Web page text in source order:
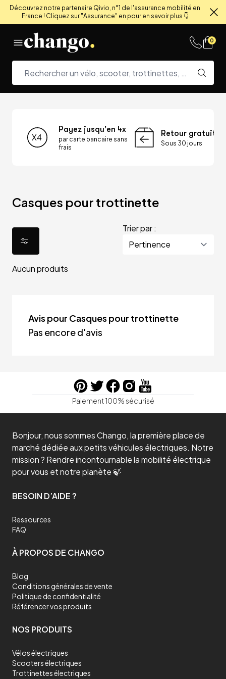
Découvrez notre partenaire Qivio, n°1 de l'assurance mobilité en
France ! Cliquez sur "Assurance" en pour en savoir plus 👇
0
Payez jusqu'en 4x
par carte bancaire sans
frais
Retour gratuit
Sous 30 jours
Casques pour trottinette
Trier par :
Aucun produits
Avis pour Casques pour trottinette
Pas encore d'avis
Paiement 100% sécurisé
Bonjour, nous sommes Chango, la première place de
marché dédiée aux petits véhicules électriques. Notre
mission ? Rendre incontournable la mobilité électrique
pour vous et notre planète 🍃
BESOIN D’AIDE ?
Ressources
FAQ
À PROPOS DE CHANGO
Blog
Conditions générales de vente
Politique de confidentialité
Référencer vos produits
NOS PRODUITS
Vélos électriques
Scooters électriques
Trottinettes électriques